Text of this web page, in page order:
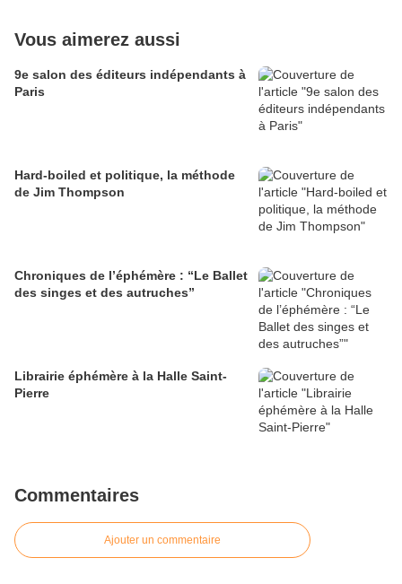
Vous aimerez aussi
9e salon des éditeurs indépendants à
Paris
Hard-boiled et politique, la méthode
de Jim Thompson
Chroniques de l’éphémère : “Le Ballet
des singes et des autruches”
Librairie éphémère à la Halle Saint-
Pierre
Commentaires
Ajouter un commentaire